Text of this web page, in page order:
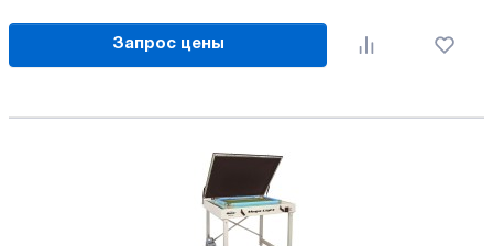
Запрос цены